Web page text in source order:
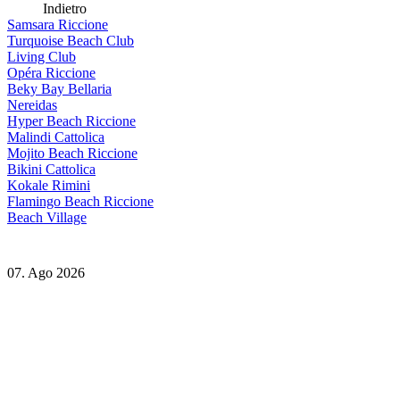
Indietro
Samsara Riccione
Turquoise Beach Club
Living Club
Opéra Riccione
Beky Bay Bellaria
Nereidas
Hyper Beach Riccione
Malindi Cattolica
Mojito Beach Riccione
Bikini Cattolica
Kokale Rimini
Flamingo Beach Riccione
Beach Village
07. Ago 2026